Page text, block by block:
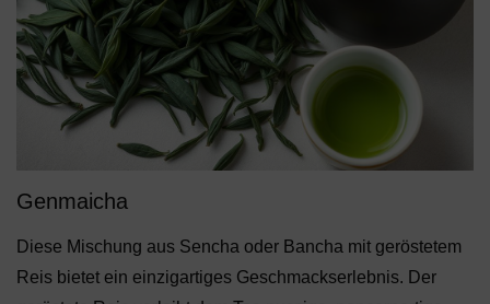
Genmaicha
Diese Mischung aus Sencha oder Bancha mit geröstetem
Reis bietet ein einzigartiges Geschmackserlebnis. Der